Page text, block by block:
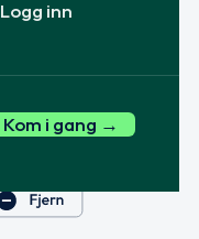
Logg inn
Kom i gang →